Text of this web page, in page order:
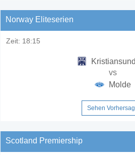
Norway Eliteserien
Zeit: 18:15
vs
Molde
Sehen
Scotland Premiership